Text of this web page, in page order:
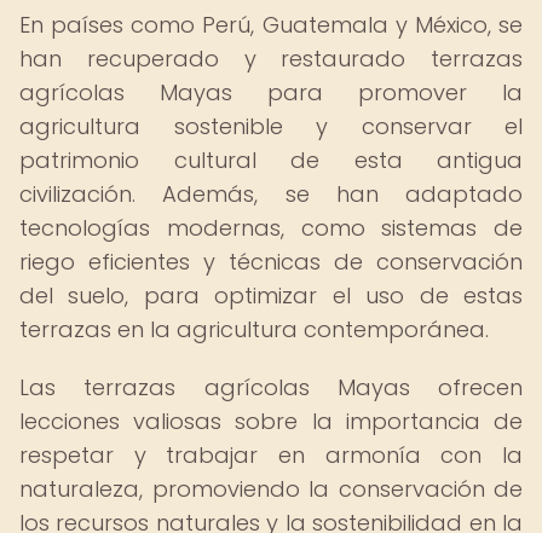
En países como Perú, Guatemala y México, se
han recuperado y restaurado terrazas
agrícolas Mayas para promover la
agricultura sostenible y conservar el
patrimonio cultural de esta antigua
civilización. Además, se han adaptado
tecnologías modernas, como sistemas de
riego eficientes y técnicas de conservación
del suelo, para optimizar el uso de estas
terrazas en la agricultura contemporánea.
Las terrazas agrícolas Mayas ofrecen
lecciones valiosas sobre la importancia de
respetar y trabajar en armonía con la
naturaleza, promoviendo la conservación de
los recursos naturales y la sostenibilidad en la